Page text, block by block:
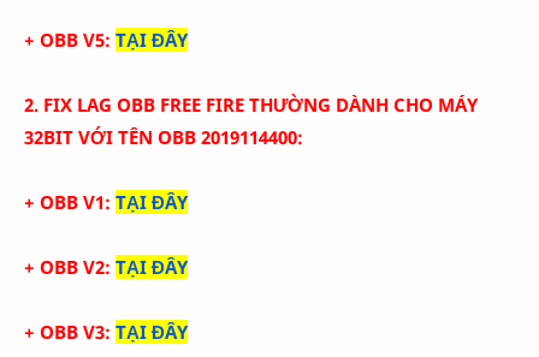
+ OBB V5: TẠI ĐÂY
2. FIX LAG OBB FREE FIRE THƯỜNG DÀNH CHO MÁY
32BIT VỚI TÊN OBB 2019114400:
+ OBB V1: TẠI ĐÂY
+ OBB V2: TẠI ĐÂY
+ OBB V3: TẠI ĐÂY